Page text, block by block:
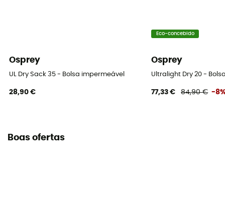
Osprey
UL Dry Sack 35 - Bolsa impermeável
28,90 €
Eco-concebido
Osprey
Ultralight Dry 20 -
77,33 € 84,90 € -
Boas ofertas